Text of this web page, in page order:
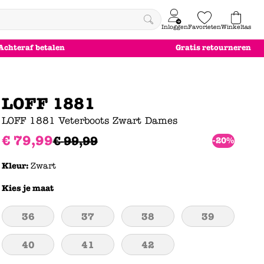
InloggenFavorietenWinkeltas
0
betalen Gratis retourneren
LOFF 1881
LOFF 1881 Veterboots Zwart Dames
€ 79,99€ 99,99 -20%
Kleur: Zwart
Kies je maat
36 37 38 39
40 41 42